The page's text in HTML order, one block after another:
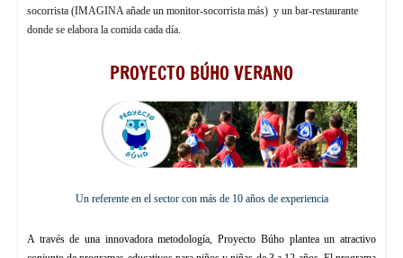
socorrista (IMAGINA añade un monitor-socorrista más) y un bar-restaurante
donde se elabora la comida cada día.
PROYECTO BÚHO VERANO
Un referente en el sector con más de 10 años de experiencia
A través de una innovadora metodología, Proyecto Búho plantea un atractivo